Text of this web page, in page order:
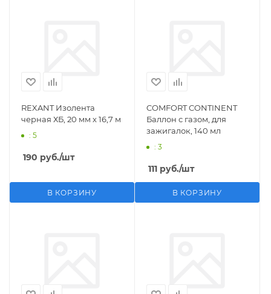
REXANT Изолента
черная ХБ, 20 мм х 16,7 м
: 5
190 руб./шт
В КОРЗИНУ
COMFORT CONTINENT
Баллон с газом, для
зажигалок, 140 мл
: 3
111 руб./шт
В КОРЗИНУ